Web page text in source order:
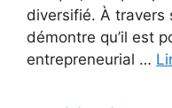
diversifié. À travers
démontre qu’il est
entrepreneurial …